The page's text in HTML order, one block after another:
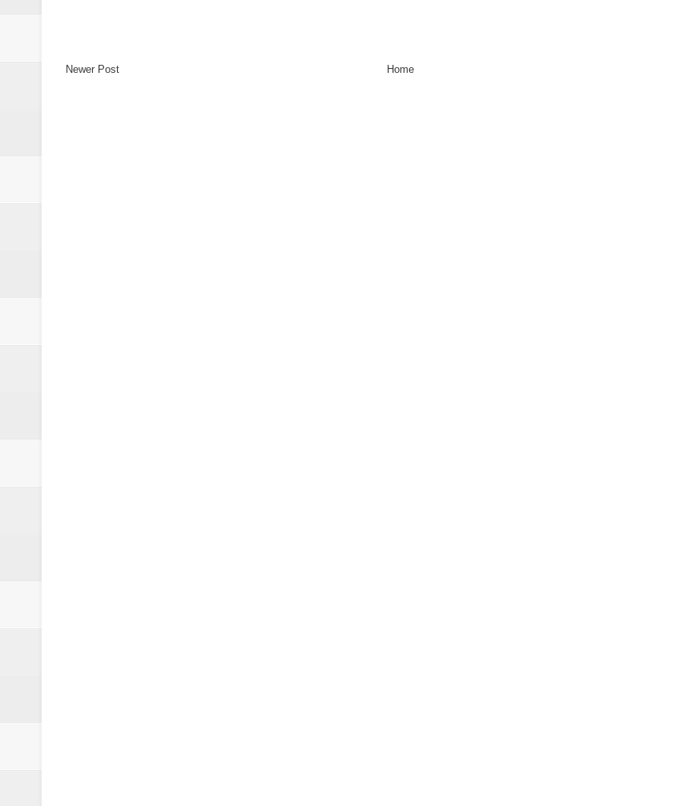
Newer Post Home